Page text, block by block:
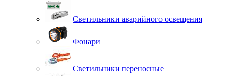
Светильники аварийного освещения
Фонари
Светильники переносные